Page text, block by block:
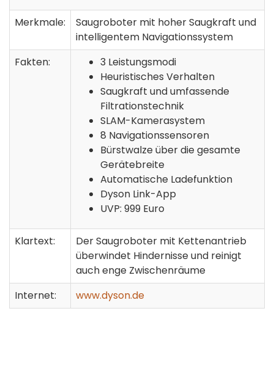
Merkmale:
Saugroboter mit hoher Saugkraft und
intelligentem Navigationssystem
Fakten:
3 Leistungsmodi
Heuristisches Verhalten
Saugkraft und umfassende
Filtrationstechnik
SLAM-Kamerasystem
8 Navigationssensoren
Bürstwalze über die gesamte
Gerätebreite
Automatische Ladefunktion
Dyson Link-App
UVP: 999 Euro
Klartext:
Der Saugroboter mit Kettenantrieb
überwindet Hindernisse und reinigt
auch enge Zwischenräume
Internet:
www.dyson.de